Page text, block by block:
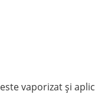
vaporizat și